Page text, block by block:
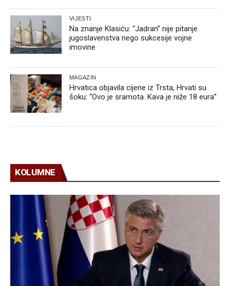
VIJESTI
Na znanje Klasiću: “Jadran” nije pitanje
jugoslavenstva nego sukcesije vojne
imovine
MAGAZIN
Hrvatica objavila cijene iz Trsta, Hrvati su
šoku: “Ovo je sramota. Kava je niže 18 eura”
KOLUMNE